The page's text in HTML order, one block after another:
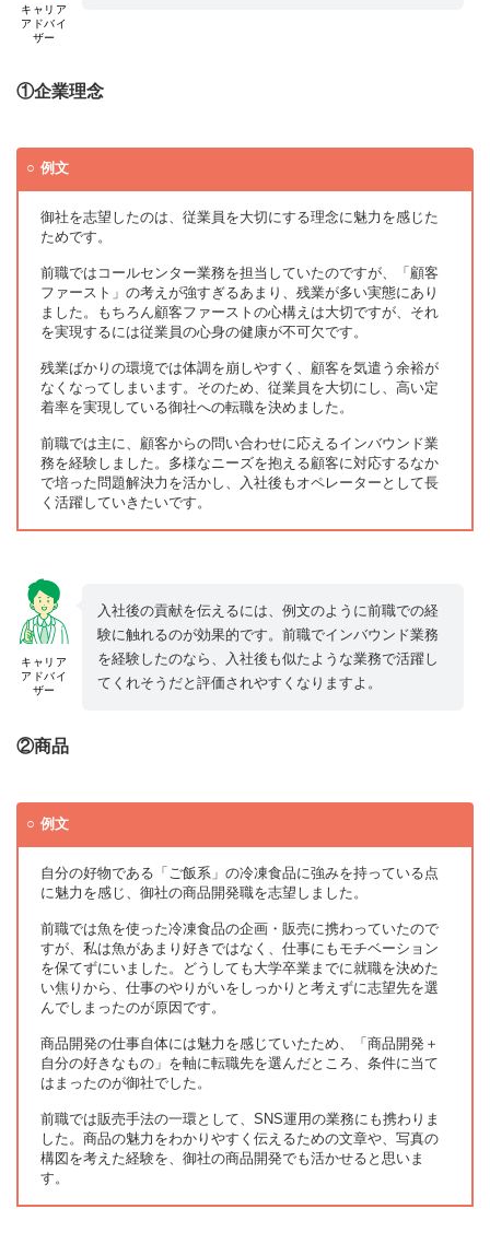
キャリア
アドバイ
ザー
①企業理念
例文
御社を志望したのは、従業員を大切にする理念に魅力を感じた
ためです。
前職ではコールセンター業務を担当していたのですが、「顧客
ファースト」の考えが強すぎるあまり、残業が多い実態にあり
ました。もちろん顧客ファーストの心構えは大切ですが、それ
を実現するには従業員の心身の健康が不可欠です。
残業ばかりの環境では体調を崩しやすく、顧客を気遣う余裕が
なくなってしまいます。そのため、従業員を大切にし、高い定
着率を実現している御社への転職を決めました。
前職では主に、顧客からの問い合わせに応えるインバウンド業
務を経験しました。多様なニーズを抱える顧客に対応するなか
で培った問題解決力を活かし、入社後もオペレーターとして長
く活躍していきたいです。
キャリア
アドバイ
ザー
入社後の貢献を伝えるには、例文のように前職での経
験に触れるのが効果的です。前職でインバウンド業務
を経験したのなら、入社後も似たような業務で活躍し
てくれそうだと評価されやすくなりますよ。
②商品
例文
自分の好物である「ご飯系」の冷凍食品に強みを持っている点
に魅力を感じ、御社の商品開発職を志望しました。
前職では魚を使った冷凍食品の企画・販売に携わっていたので
すが、私は魚があまり好きではなく、仕事にもモチベーション
を保てずにいました。どうしても大学卒業までに就職を決めた
い焦りから、仕事のやりがいをしっかりと考えずに志望先を選
んでしまったのが原因です。
商品開発の仕事自体には魅力を感じていたため、「商品開発＋
自分の好きなもの」を軸に転職先を選んだところ、条件に当て
はまったのが御社でした。
前職では販売手法の一環として、SNS運用の業務にも携わりま
した。商品の魅力をわかりやすく伝えるための文章や、写真の
構図を考えた経験を、御社の商品開発でも活かせると思いま
す。